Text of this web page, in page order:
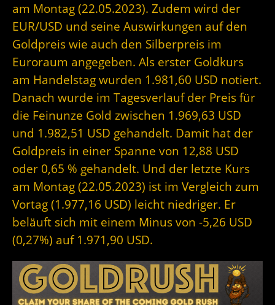
am Montag (22.05.2023). Zudem wird der
EUR/USD und seine Auswirkungen auf den
Goldpreis wie auch den Silberpreis im
Euroraum angegeben. Als erster Goldkurs
am Handelstag wurden 1.981,60 USD notiert.
Danach wurde im Tagesverlauf der Preis für
die Feinunze Gold zwischen 1.969,63 USD
und 1.982,51 USD gehandelt. Damit hat der
Goldpreis in einer Spanne von 12,88 USD
oder 0,65 % gehandelt. Und der letzte Kurs
am Montag (22.05.2023) ist im Vergleich zum
Vortag (1.977,16 USD) leicht niedriger. Er
beläuft sich mit einem Minus von -5,26 USD
(0,27%) auf 1.971,90 USD.